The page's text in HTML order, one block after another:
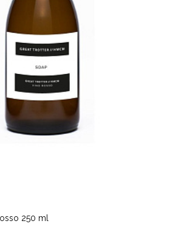
250 ml